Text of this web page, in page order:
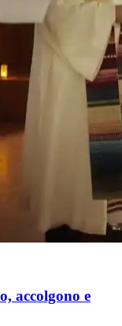
accolgono e